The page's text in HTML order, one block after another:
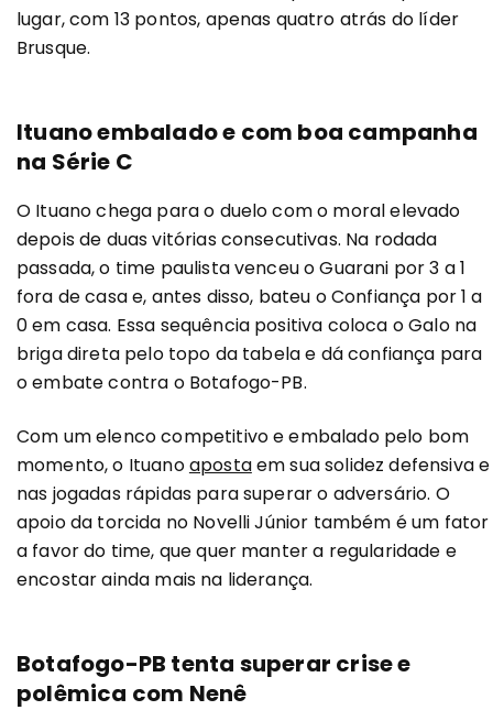
lugar, com 13 pontos, apenas quatro atrás do líder
Brusque.
Ituano embalado e com boa campanha
na Série C
O Ituano chega para o duelo com o moral elevado
depois de duas vitórias consecutivas. Na rodada
passada, o time paulista venceu o Guarani por 3 a 1
fora de casa e, antes disso, bateu o Confiança por 1 a
0 em casa. Essa sequência positiva coloca o Galo na
briga direta pelo topo da tabela e dá confiança para
o embate contra o Botafogo-PB.
Com um elenco competitivo e embalado pelo bom
momento, o Ituanoapostaem sua solidez defensiva e
nas jogadas rápidas para superar o adversário. O
apoio da torcida no Novelli Júnior também é um fator
a favor do time, que quer manter a regularidade e
encostar ainda mais na liderança.
Botafogo-PB tenta superar crise e
polêmica com Nenê